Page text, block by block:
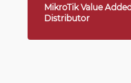
MikroTik Value
Distributor